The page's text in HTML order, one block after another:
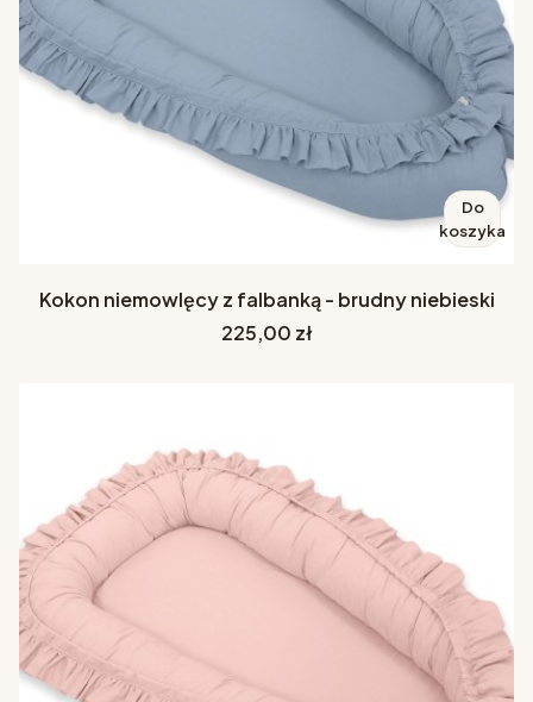
Do
koszyka
Kokon niemowlęcy z falbanką - brudny niebieski
Cena
225,00 zł